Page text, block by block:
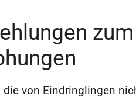
zum
die von Eindringlingen